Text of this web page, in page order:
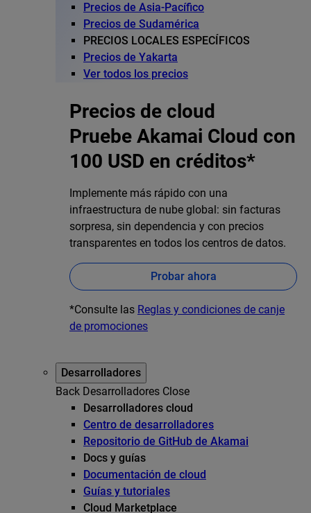
Precios de Asia-Pacífico
Precios de Sudamérica
PRECIOS LOCALES ESPECÍFICOS
Precios de Yakarta
Ver todos los precios
Precios de cloud
Pruebe Akamai Cloud con
100 USD en créditos*
Implemente más rápido con una
infraestructura de nube global: sin facturas
sorpresa, sin dependencia y con precios
transparentes en todos los centros de datos.
Probar ahora
*Consulte las Reglas y condiciones de canje
de promociones
Desarrolladores
Back Desarrolladores Close
Desarrolladores cloud
Centro de desarrolladores
Repositorio de GitHub de Akamai
Docs y guías
Documentación de cloud
Guías y tutoriales
Cloud Marketplace